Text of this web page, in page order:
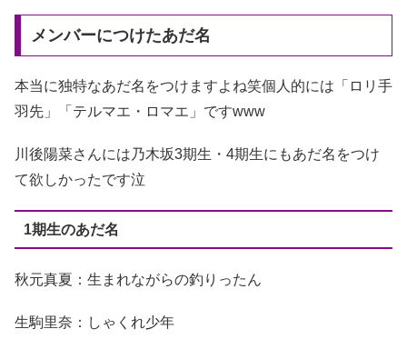
メンバーにつけたあだ名
本当に独特なあだ名をつけますよね笑個人的には「ロリ手
羽先」「テルマエ・ロマエ」ですwww
川後陽菜さんには乃木坂3期生・4期生にもあだ名をつけ
て欲しかったです泣
1期生のあだ名
秋元真夏：生まれながらの釣りったん
生駒里奈：しゃくれ少年